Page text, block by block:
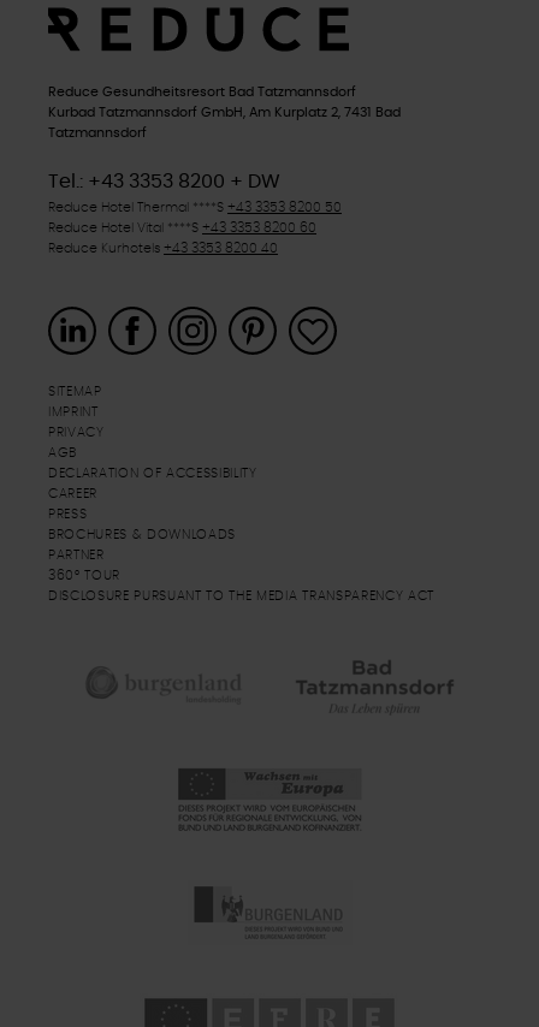
Reduce Gesundheitsresort Bad Tatzmannsdorf
Kurbad Tatzmannsdorf GmbH, Am Kurplatz 2, 7431 Bad
Tatzmannsdorf
Tel.: +43 3353 8200 + DW
Reduce Hotel Thermal ****S +43 3353 8200 50
Reduce Hotel Vital ****S +43 3353 8200 60
Reduce Kurhotels +43 3353 8200 40
SITEMAP
IMPRINT
PRIVACY
AGB
DECLARATION OF ACCESSIBILITY
CAREER
PRESS
BROCHURES & DOWNLOADS
PARTNER
360° TOUR
DISCLOSURE PURSUANT TO THE MEDIA TRANSPARENCY ACT